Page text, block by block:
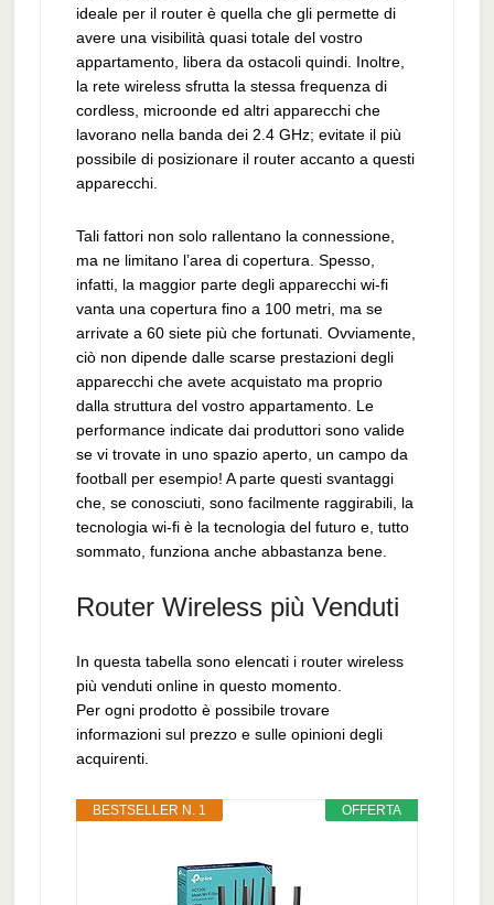
ideale per il router è quella che gli permette di
avere una visibilità quasi totale del vostro
appartamento, libera da ostacoli quindi. Inoltre,
la rete wireless sfrutta la stessa frequenza di
cordless, microonde ed altri apparecchi che
lavorano nella banda dei 2.4 GHz; evitate il più
possibile di posizionare il router accanto a questi
apparecchi.
Tali fattori non solo rallentano la connessione,
ma ne limitano l’area di copertura. Spesso,
infatti, la maggior parte degli apparecchi wi-fi
vanta una copertura fino a 100 metri, ma se
arrivate a 60 siete più che fortunati. Ovviamente,
ciò non dipende dalle scarse prestazioni degli
apparecchi che avete acquistato ma proprio
dalla struttura del vostro appartamento. Le
performance indicate dai produttori sono valide
se vi trovate in uno spazio aperto, un campo da
football per esempio! A parte questi svantaggi
che, se conosciuti, sono facilmente raggirabili, la
tecnologia wi-fi è la tecnologia del futuro e, tutto
sommato, funziona anche abbastanza bene.
Router Wireless più Venduti
In questa tabella sono elencati i router wireless
più venduti online in questo momento.
Per ogni prodotto è possibile trovare
informazioni sul prezzo e sulle opinioni degli
acquirenti.
OFFERTA
BESTSELLER N. 1